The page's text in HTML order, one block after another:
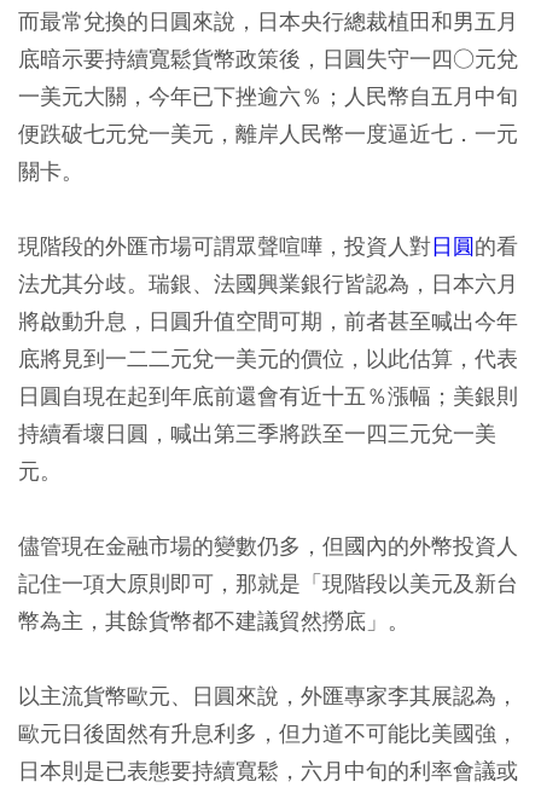
而最常兌換的日圓來說，日本央行總裁植田和男五月
底暗示要持續寬鬆貨幣政策後，日圓失守一四○元兌
一美元大關，今年已下挫逾六％；人民幣自五月中旬
便跌破七元兌一美元，離岸人民幣一度逼近七．一元
關卡。
現階段的外匯市場可謂眾聲喧嘩，投資人對日圓的看
法尤其分歧。瑞銀、法國興業銀行皆認為，日本六月
將啟動升息，日圓升值空間可期，前者甚至喊出今年
底將見到一二二元兌一美元的價位，以此估算，代表
日圓自現在起到年底前還會有近十五％漲幅；美銀則
持續看壞日圓，喊出第三季將跌至一四三元兌一美
元。
儘管現在金融市場的變數仍多，但國內的外幣投資人
記住一項大原則即可，那就是「現階段以美元及新台
幣為主，其餘貨幣都不建議貿然撈底」。
以主流貨幣歐元、日圓來說，外匯專家李其展認為，
歐元日後固然有升息利多，但力道不可能比美國強，
日本則是已表態要持續寬鬆，六月中旬的利率會議或